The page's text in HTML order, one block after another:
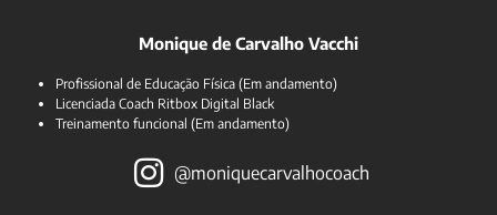
Monique de Carvalho Vacchi
Profissional de Educação Física (Em andamento)
Licenciada Coach Ritbox Digital Black
Treinamento funcional (Em andamento)
@moniquecarvalhocoach